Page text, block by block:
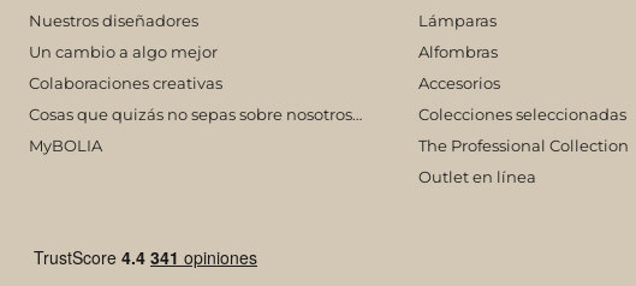
Nuestros diseñadores
Un cambio a algo mejor
Colaboraciones creativas
Cosas que quizás no sepas sobre nosotros…
MyBOLIA
Lámparas
Alfombras
Accesorios
Colecciones seleccionadas
The Professional Collection
Outlet en línea